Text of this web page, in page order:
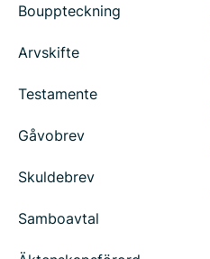
Bouppteckning
Arvskifte
Testamente
Gåvobrev
Skuldebrev
Samboavtal